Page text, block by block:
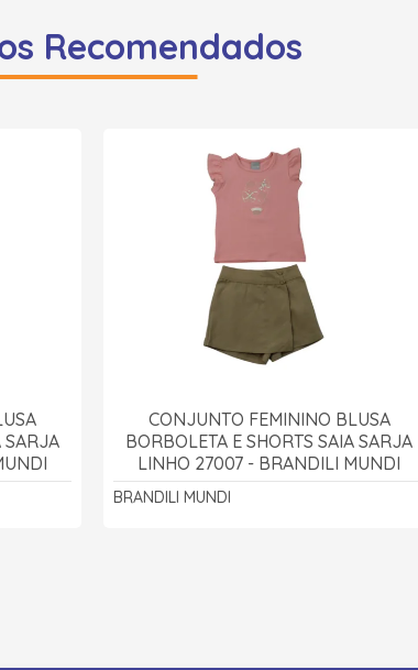
Recomendados
SARJA
CONJUNTO FEMININO BLUSA
BORBOLETA E SHORTS SAIA SARJA
LINHO 27007 - BRANDILI MUNDI
BRANDILI MUNDI